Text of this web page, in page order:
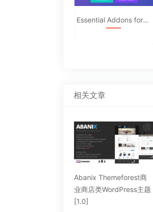
Publisher 杂志型WordPress主题汉化版
相关文章
Yacht Charter –
WordPress
Theme[v1.52]